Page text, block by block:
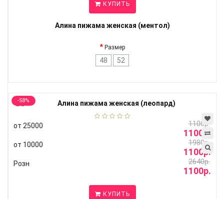
КУПИТЬ
Алина пижама женская (ментол)
Размер
48 52
-58%
от 25000 1100р.
1100р.
от 10000 1980р.
1100р.
Розн 2640р.
1100р.
КУПИТЬ